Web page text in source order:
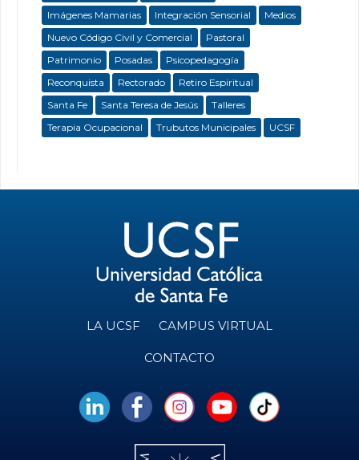
Imágenes Mamarias
Integración Sensorial
Medios
Nuevo Código Civil y Comercial
Pastoral
Patrimonio
Posadas
Psicopedagogía
Reconquista
Rectorado
Retiro Espiritual
Santa Fe
Santa Teresa de Jesús
Talleres
Terapia Ocupacional
Trubutos Municipales UCSF
LA UCSF CAMPUS VIRTUAL
CONTACTO